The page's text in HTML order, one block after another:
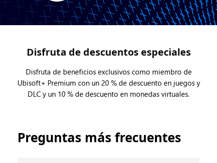
Disfruta de descuentos especiales
Disfruta de beneficios exclusivos como miembro de
Ubisoft+ Premium con un 20 % de descuento en juegos y
DLC y un 10 % de descuento en monedas virtuales.
Preguntas más frecuentes